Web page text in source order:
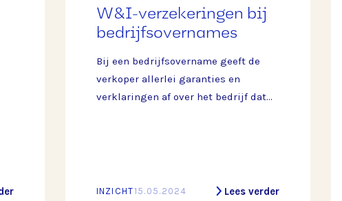
W&I-verzekeringen bij
bedrijfsovernames
Bij een bedrijfsovername geeft de
verkoper allerlei garanties en
verklaringen af over het bedrijf dat
belastingclaims uit het verleden. De
INZICHT15.05.2024 Lees verder